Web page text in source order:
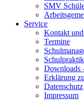
SMV
Service
Kontakt
Termine
Downloads
Erklärung
Datenschutz
Impressum